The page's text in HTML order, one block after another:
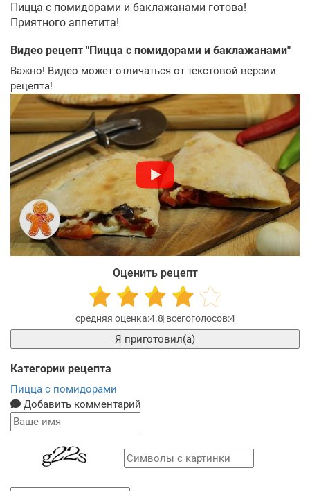
Пицца с помидорами и баклажанами готова!
Приятного аппетита!
Видео рецепт "Пицца с помидорами и баклажанами"
Важно! Видео может отличаться от текстовой версии
рецепта!
Оценить рецепт
4.8 4
Я приготовил(а)
Категории рецепта
Пицца с помидорами
Добавить комментарий